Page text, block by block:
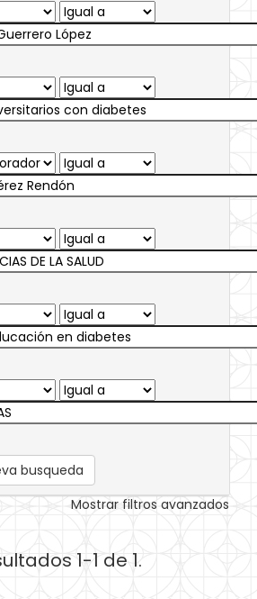
busqueda
Mostrar filtros avanzados
1-1 de 1.